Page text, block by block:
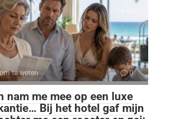
te weten 0
nam me mee op een luxe
Bij het hotel gaf mijn